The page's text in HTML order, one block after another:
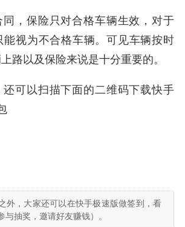
同，保险只对合格车辆生效，对于
能视为不合格车辆。可见车辆按时
路以及保险来说是十分重要的。
还可以扫描下面的二维码下载快手
外，大家还可以在快手极速版做签到，看
与抽奖，邀请好友赚钱）。